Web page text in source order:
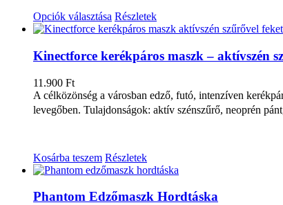
Opciók választása Részletek
Kinectforce kerékpáros maszk – aktívszén
11.900 Ft
A célközönség a városban edző, futó, intenzíven
levegőben. Tulajdonságok: aktív szénszűrő, neoprén
Kosárba teszem Részletek
Phantom Edzőmaszk Hordtáska